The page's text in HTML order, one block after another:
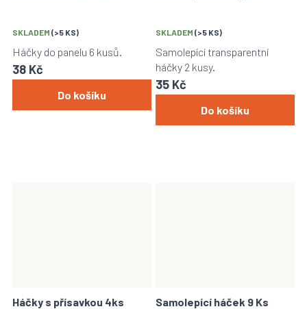
SKLADEM (>5 KS)
38 Kč
Do košíku
Háčky do panelu 6 kusů.
SKLADEM (>5 KS)
35 Kč
Do košíku
Samolepící transparentní
háčky 2 kusy.
Háčky s přísavkou 4ks Samolepící háček 9 Ks